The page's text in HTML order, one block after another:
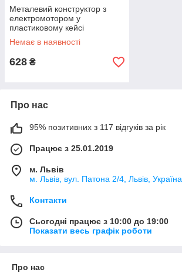
Металевий конструктор з
електромотором у
пластиковому кейсі
"MECHANIX" Аарті (207
елм./5 моделей)
Немає в наявності
628 ₴
Про нас
95% позитивних з 117 відгуків за рік
Працює з 25.01.2019
м. Львів
м. Львів, вул. Патона 2/4, Львів, Україна
Контакти
Сьогодні працює з 10:00 до 19:00
Показати весь графік роботи
Про нас